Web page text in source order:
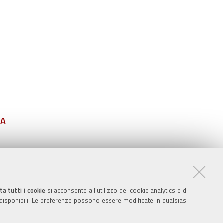
tutti i cookiesi acconsente all’utilizzo dei cookie analytics e di
Le preferenze possono essere modificate in qualsiasi